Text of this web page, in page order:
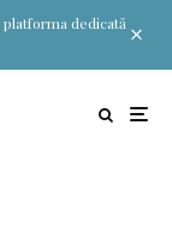
dedicată